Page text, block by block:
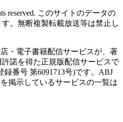
reserved. このサイトのデータの
。無断複製転載放送等は禁止し
・電子書籍配信サービスが、著
諾を得た正規版配信サービスで
番号 第6091713号)です。ABJ
掲示しているサービスの一覧は